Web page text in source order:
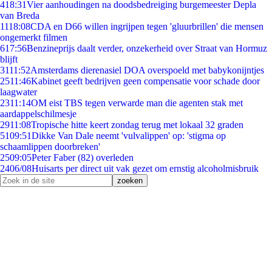
418:31Vier aanhoudingen na doodsbedreiging burgemeester Depla
van Breda
1118:08CDA en D66 willen ingrijpen tegen 'gluurbrillen' die mensen
ongemerkt filmen
617:56Benzineprijs daalt verder, onzekerheid over Straat van Hormuz
blijft
3111:52Amsterdams dierenasiel DOA overspoeld met babykonijntjes
2511:46Kabinet geeft bedrijven geen compensatie voor schade door
laagwater
2311:14OM eist TBS tegen verwarde man die agenten stak met
aardappelschilmesje
2911:08Tropische hitte keert zondag terug met lokaal 32 graden
5109:51Dikke Van Dale neemt 'vulvalippen' op: 'stigma op
schaamlippen doorbreken'
2509:05Peter Faber (82) overleden
2406/08Huisarts per direct uit vak gezet om ernstig alcoholmisbruik